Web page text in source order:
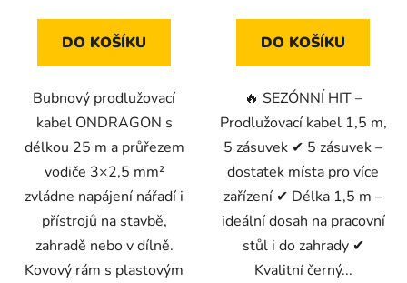
DO KOŠÍKU
Bubnový prodlužovací
kabel ONDRAGON s
délkou 25 m a průřezem
vodiče 3×2,5 mm²
zvládne napájení nářadí i
přístrojů na stavbě,
zahradě nebo v dílně.
Kovový rám s plastovým
hvězdiček.
DO KOŠÍKU
🔥 SEZÓNNÍ HIT –
Prodlužovací kabel 1,5 m,
5 zásuvek ✔ 5 zásuvek –
dostatek místa pro více
zařízení ✔ Délka 1,5 m –
ideální dosah na pracovní
stůl i do zahrady ✔
Kvalitní černý...